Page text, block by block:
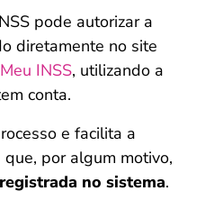
pode autorizar a
diretamente no site
Meu INSS, utilizando a
conta.
e facilita a
por algum motivo,
no sistema.